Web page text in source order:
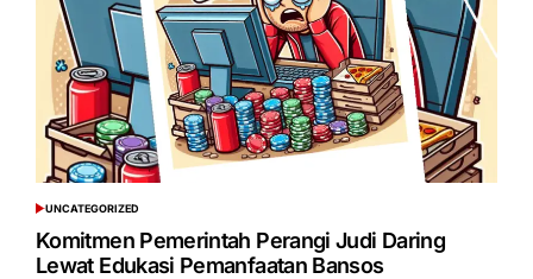
POSTED
IN
UNCATEGORIZED
Komitmen Pemerintah Perangi Judi Daring
Lewat Edukasi Pemanfaatan Bansos